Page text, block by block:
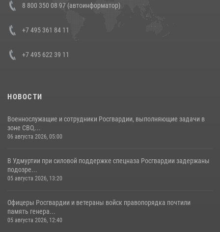
боевого опыта
8 800 350 08 97 (автоинформатор)
+7 495 361 84 11
+7 495 622 39 11
НОВОСТИ
Военнослужащие и сотрудники Росгвардии, выполняющие задачи в
зоне СВО,...
06 августа 2026, 05:00
В Удмуртии при силовой поддержке спецназа Росгвардии задержаны
подозре...
05 августа 2026, 13:20
Офицеры Росгвардии и ветераны войск правопорядка почтили
память генера...
05 августа 2026, 12:40